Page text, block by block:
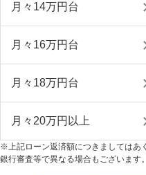
月々14万円台
月々16万円台
月々18万円台
月々20万円以上
※上記ローン返済額につきましてはあ
銀行審査等で異なる場合もございます。